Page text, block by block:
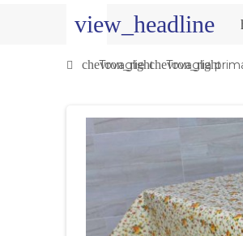
view_headline
chevron_right
Tovaglie chevron_right
Tovaglia